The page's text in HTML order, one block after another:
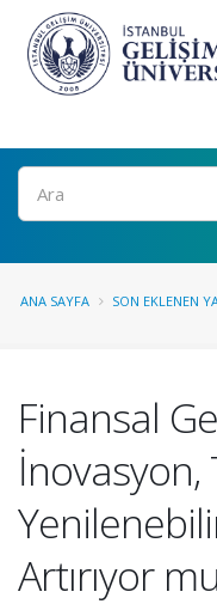
Ara
ANA SAYFA SON EKLENEN
Finansal
İnovasyon,
Artırıyor